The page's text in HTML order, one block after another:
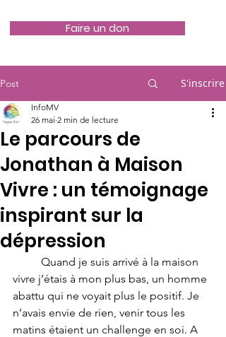
Faire un don
Post S'inscrire
Le parcours de
Jonathan à Maison
Vivre : un témoignage
inspirant sur la
dépression
InfoMV
26 mai 2 min de lecture
vivre j’étais à mon plus bas, un homme
abattu qui ne voyait plus le positif. Je
n’avais envie de rien, venir tous les
matins étaient un challenge en soi. A